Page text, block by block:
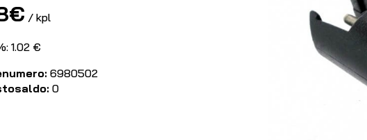
€ / kpl
1.02 €
6980502
0